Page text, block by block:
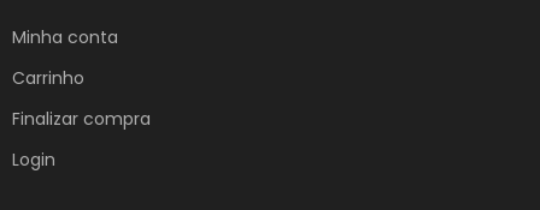
Minha conta
Carrinho
Finalizar compra
Login